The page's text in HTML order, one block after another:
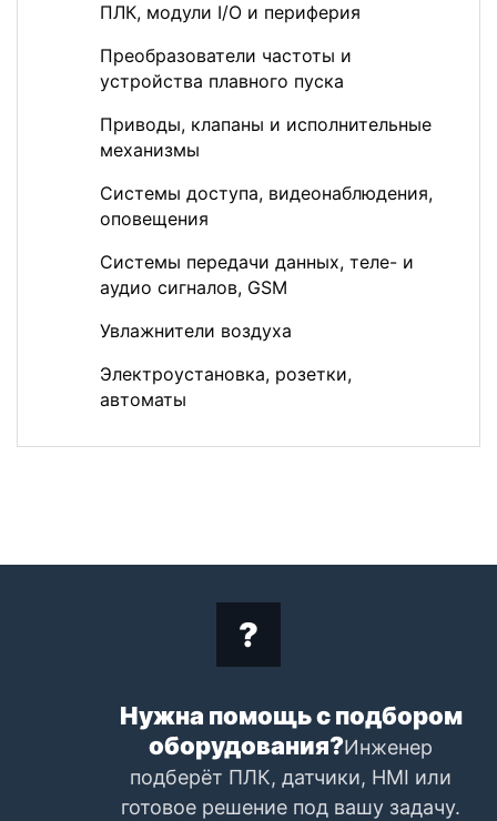
ПЛК, модули I/O и периферия
Преобразователи частоты и
устройства плавного пуска
Приводы, клапаны и исполнительные
механизмы
Системы доступа, видеонаблюдения,
оповещения
Системы передачи данных, теле- и
аудио сигналов, GSM
Увлажнители воздуха
Электроустановка, розетки,
автоматы
Нужна помощь с подбором
оборудования?Инженер
подберёт ПЛК, датчики, HMI или
готовое решение под вашу задачу.